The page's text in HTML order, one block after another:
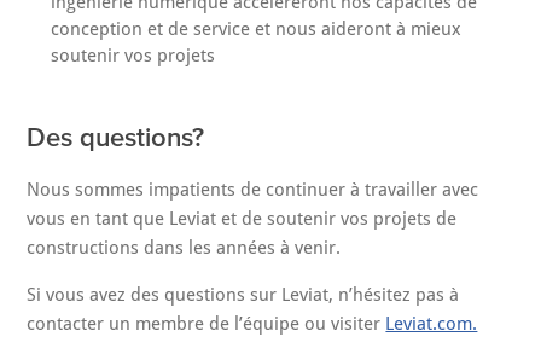
conception et de service et nous aideront à mieux
soutenir vos projets
Des questions?
Nous sommes impatients de continuer à travailler avec
vous en tant que Leviat et de soutenir vos projets de
constructions dans les années à venir.
Si vous avez des questions sur Leviat, n’hésitez pas à
contacter un membre de l’équipe ou visiter Leviat.com.